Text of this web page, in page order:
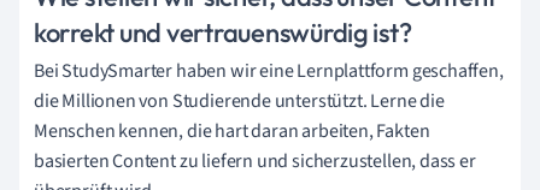
korrekt und vertrauenswürdig ist?
Bei StudySmarter haben wir eine Lernplattform geschaffen,
die Millionen von Studierende unterstützt. Lerne die
Menschen kennen, die hart daran arbeiten, Fakten
basierten Content zu liefern und sicherzustellen, dass er